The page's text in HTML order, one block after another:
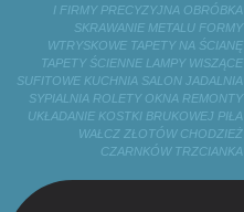
I FIRMY PRECYZYJNA OBRÓBKA
SKRAWANIE METALU FORMY
WTRYSKOWE TAPETY NA ŚCIANĘ
TAPETY ŚCIENNE LAMPY WISZĄCE
SUFITOWE KUCHNIA SALON JADALNIA
SYPIALNIA ROLETY OKNA REMONTY
UKŁADANIE KOSTKI BRUKOWEJ PIŁA
WAŁCZ ZŁOTÓW CHODZIEŻ
CZARNKÓW TRZCIANKA